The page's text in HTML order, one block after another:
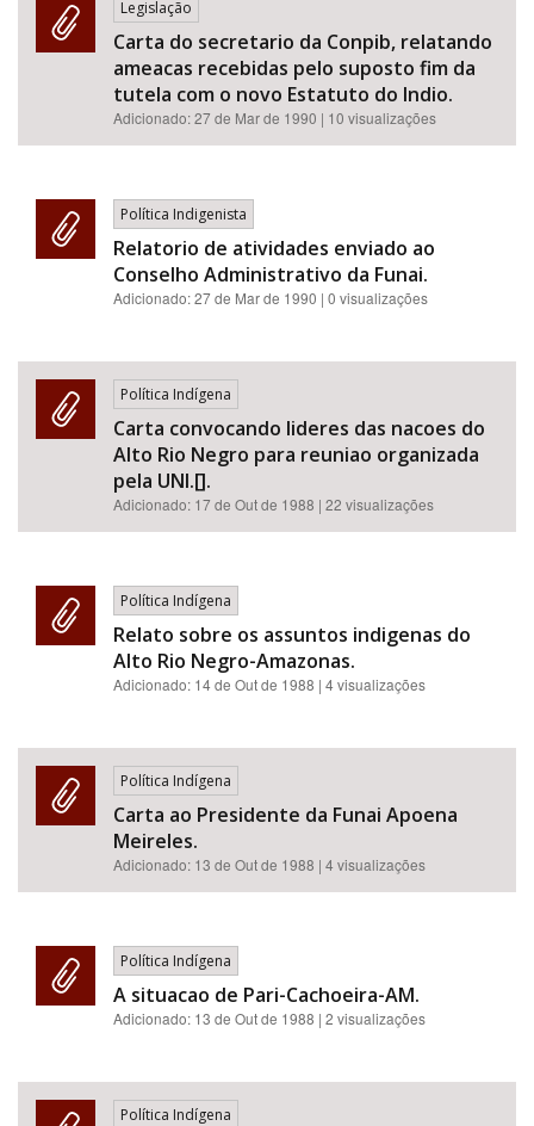
Legislação
Carta do secretario da Conpib, relatando
ameacas recebidas pelo suposto fim da
tutela com o novo Estatuto do Indio.
Adicionado:27 de Mar de 1990 | 10 visualizações
Política Indigenista
Relatorio de atividades enviado ao
Conselho Administrativo da Funai.
Adicionado:27 de Mar de 1990 | 0 visualizações
Política Indígena
Carta convocando lideres das nacoes do
Alto Rio Negro para reuniao organizada
pela UNI.[].
Adicionado: 17 de Out de 1988 | 22 visualizações
Política Indígena
Relato sobre os assuntos indigenas do
Alto Rio Negro-Amazonas.
Adicionado: 14 de Out de 1988 | 4 visualizações
Política Indígena
Carta ao Presidente da Funai Apoena
Meireles.
Adicionado: 13 de Out de 1988 | 4 visualizações
Política Indígena
A situacao de Pari-Cachoeira-AM.
Adicionado: 13 de Out de 1988 | 2 visualizações
Política Indígena